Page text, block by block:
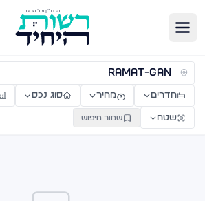
דירות למכירה ולהשכרה —
חדרים מחיר סוג נכס
שטח שמור חיפוש